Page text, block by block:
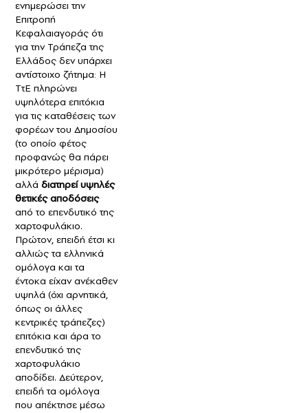
ενημερώσει την
Επιτροπή
Κεφαλαιαγοράς ότι
για την Τράπεζα της
Ελλάδος δεν υπάρχει
αντίστοιχο ζήτημα: Η
ΤτΕ πληρώνει
υψηλότερα επιτόκια
για τις καταθέσεις των
φορέων του Δημοσίου
(το οποίο φέτος
προφανώς θα πάρει
μικρότερο μέρισμα)
αλλά διατηρεί υψηλές
θετικές αποδόσεις
από το επενδυτικό της
χαρτοφυλάκιο.
Πρώτον, επειδή έτσι κι
αλλιώς τα ελληνικά
ομόλογα και τα
έντοκα είχαν ανέκαθεν
υψηλά (όχι αρνητικά,
όπως οι άλλες
κεντρικές τράπεζες)
επιτόκια και άρα το
επενδυτικό της
χαρτοφυλάκιο
αποδίδει. Δεύτερον,
επειδή τα ομόλογα
που απέκτησε μέσω